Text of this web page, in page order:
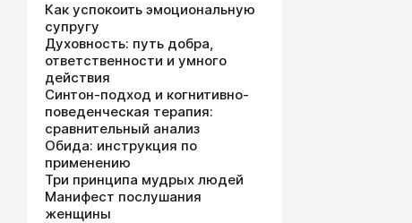
Как успокоить эмоциональную
супругу
Духовность: путь добра,
ответственности и умного
действия
Синтон-подход и когнитивно-
поведенческая терапия:
сравнительный анализ
Обида: инструкция по
применению
Три принципа мудрых людей
Манифест послушания
женщины